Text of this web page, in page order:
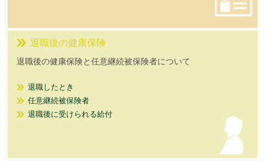
退職後の健康保険
退職後の健康保険と任意継続被保険者について
退職したとき
任意継続被保険者
退職後に受けられる給付